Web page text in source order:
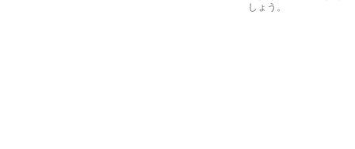
しょう。